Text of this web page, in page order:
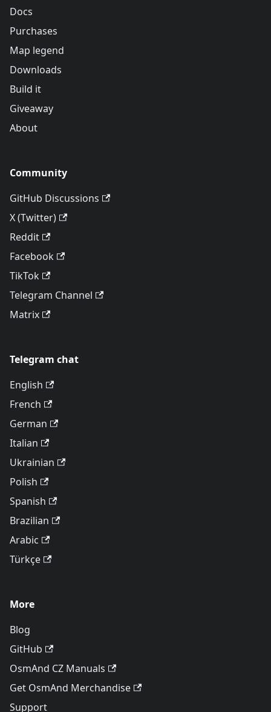
Docs
Purchases
Map legend
Downloads
Build it
Giveaway
About
Community
GitHub Discussions
X (Twitter)
Reddit
Facebook
TikTok
Telegram Channel
Matrix
Telegram chat
English
French
German
Italian
Ukrainian
Polish
Spanish
Brazilian
Arabic
Türkçe
More
Blog
GitHub
OsmAnd CZ Manuals
Get OsmAnd Merchandise
Support